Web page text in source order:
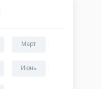
Март
Июнь